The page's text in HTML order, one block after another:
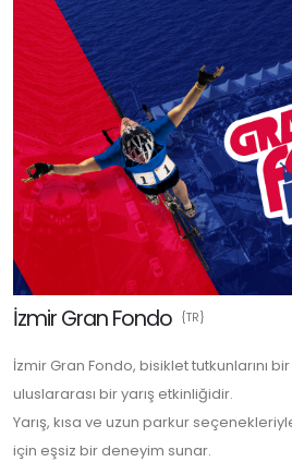
İzmir Gran Fondo {TR}
İzmir Gran Fondo, bisiklet tutkunlarını
uluslararası bir yarış etkinliğidir.
Yarış, kısa ve uzun parkur
için eşsiz bir deneyim sunar.